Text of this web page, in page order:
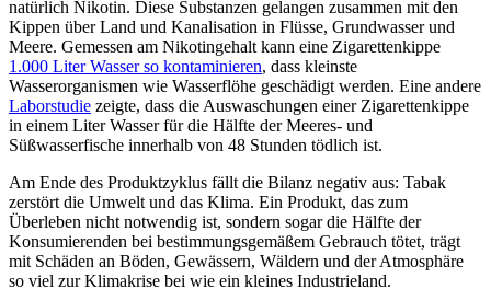
natürlich Nikotin. Diese Substanzen gelangen zusammen mit den
Kippen über Land und Kanalisation in Flüsse, Grundwasser und
Meere. Gemessen am Nikotingehalt kann eine Zigarettenkippe
1.000 Liter Wasser so kontaminieren, dass kleinste
Wasserorganismen wie Wasserflöhe geschädigt werden. Eine andere
Laborstudie zeigte, dass die Auswaschungen einer Zigarettenkippe
in einem Liter Wasser für die Hälfte der Meeres- und
Süßwasserfische innerhalb von 48 Stunden tödlich ist.
Am Ende des Produktzyklus fällt die Bilanz negativ aus: Tabak
zerstört die Umwelt und das Klima. Ein Produkt, das zum
Überleben nicht notwendig ist, sondern sogar die Hälfte der
Konsumierenden bei bestimmungsgemäßem Gebrauch tötet, trägt
mit Schäden an Böden, Gewässern, Wäldern und der Atmosphäre
so viel zur Klimakrise bei wie ein kleines Industrieland.